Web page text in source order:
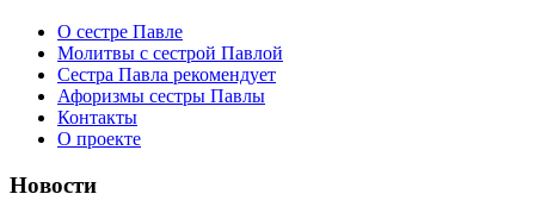
О сестре Павле
Молитвы с сестрой Павлой
Сестра Павла рекомендует
Афоризмы сестры Павлы
Контакты
О проекте
Новости